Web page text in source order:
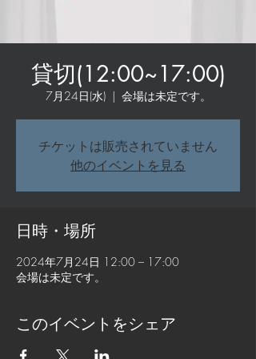
貸切(12:00~17:00)
7月24日(水)
  |
会場は未定です。
チケットは販売されていません
他のイベントを見る
日時・場所
2024年7月24日 12:00 – 17:00
会場は未定です。
このイベントをシェア